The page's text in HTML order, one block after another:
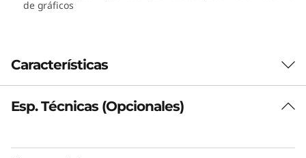
de gráficos
Características
Facilidad de gestión y un elevado
Esp. Técnicas (Opcionales)